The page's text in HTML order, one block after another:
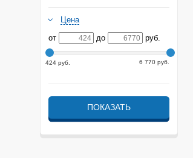
Цена
от
до руб.
424 руб. 6 770 руб.